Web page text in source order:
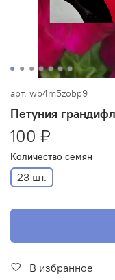
арт. wb4m5zobp9
Петуния
100 ₽
Количество семян
23 шт.
В избранное